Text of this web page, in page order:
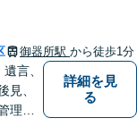
分】
イン
御器所駅 から徒歩1分
言、
見、
理な
詳細を見
る